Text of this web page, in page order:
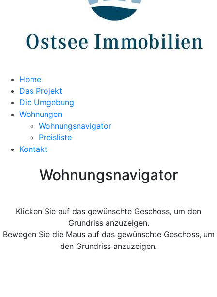
Home
Das Projekt
Die Umgebung
Wohnungen
Wohnungsnavigator
Preisliste
Kontakt
Wohnungsnavigator
Klicken Sie auf das gewünschte Geschoss, um den
Grundriss anzuzeigen.
Bewegen Sie die Maus auf das gewünschte Geschoss, um
den Grundriss anzuzeigen.